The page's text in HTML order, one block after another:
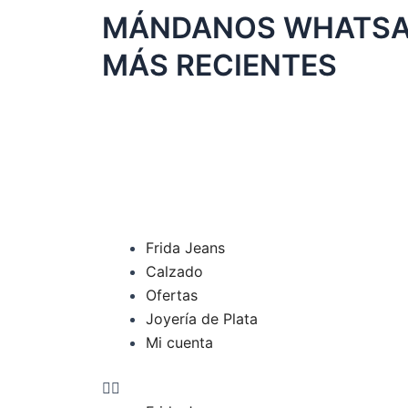
MÁNDANOS
MÁS RECIENTES
g
k
t
o
Frida Jeans
Calzado
Ofertas
Joyería de Plata
Mi cuenta
Menu